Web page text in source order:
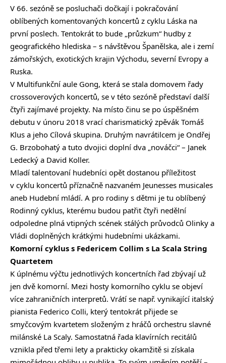
V 66. sezóně se posluchači dočkají i pokračování
oblíbených komentovaných koncertů z cyklu Láska na
první poslech. Tentokrát to bude „průzkum“ hudby z
geografického hlediska – s návštěvou Španělska, ale i zemí
zámořských, exotických krajin Východu, severní Evropy a
Ruska.
V Multifunkční aule Gong, která se stala domovem řady
crossoverových koncertů, se v této sezóně představí další
čtyři zajímavé projekty. Na místo činu se po úspěšném
debutu v únoru 2018 vrací charismatický zpěvák Tomáš
Klus a jeho Cílová skupina. Druhým navrátilcem je Ondřej
G. Brzobohatý a tuto dvojici doplní dva „nováčci“ – Janek
Ledecký a David Koller.
Mladí talentovaní hudebníci opět dostanou příležitost
v cyklu koncertů příznačně nazvaném Jeunesses musicales
aneb Hudební mládí. A pro rodiny s dětmi je tu oblíbený
Rodinný cyklus, kterému budou patřit čtyři nedělní
odpoledne plná vtipných scének stálých průvodců Olinky a
Vládi doplněných krátkými hudebními ukázkami.
Komorní cyklus s Federicem Collim s La Scala String
Quartetem
K úplnému výčtu jednotlivých koncertních řad zbývají už
jen dvě komorní. Mezi hosty komorního cyklu se objeví
více zahraničních interpretů. Vrátí se např. vynikající italský
pianista Federico Colli, který tentokrát přijede se
smyčcovým kvartetem složeným z hráčů orchestru slavné
milánské La Scaly. Samostatná řada klavírních recitálů
vznikla před třemi lety a prakticky okamžitě si získala